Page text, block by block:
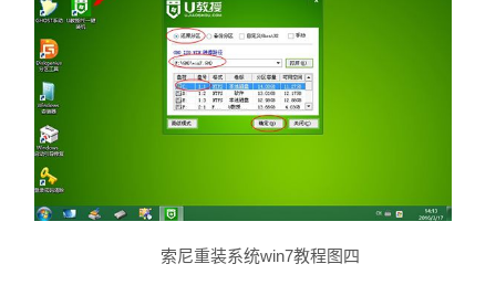
索尼重装系统win7教程图四